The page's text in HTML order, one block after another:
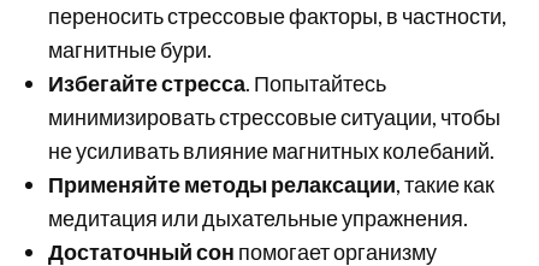
переносить стрессовые факторы, в частности,
магнитные бури.
Избегайте стресса. Попытайтесь
минимизировать стрессовые ситуации, чтобы
не усиливать влияние магнитных колебаний.
Применяйте методы релаксации, такие как
медитация или дыхательные упражнения.
Достаточный сон помогает организму